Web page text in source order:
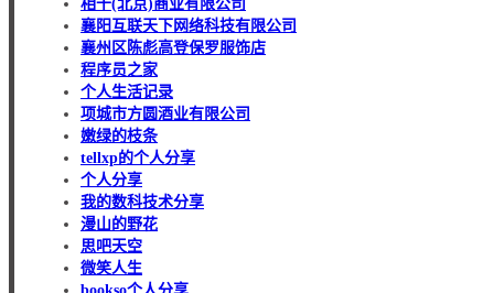
相干(北京)商业有限公司
襄阳互联天下网络科技有限公司
襄州区陈彪高登保罗服饰店
程序员之家
个人生活记录
项城市方圆酒业有限公司
嫩绿的枝条
tellxp的个人分享
个人分享
我的数科技术分享
漫山的野花
思吧天空
微笑人生